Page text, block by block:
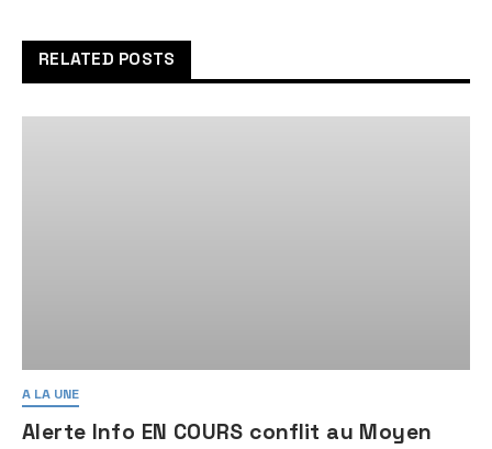
RELATED POSTS
A LA UNE
Alerte Info EN COURS conflit au Moyen